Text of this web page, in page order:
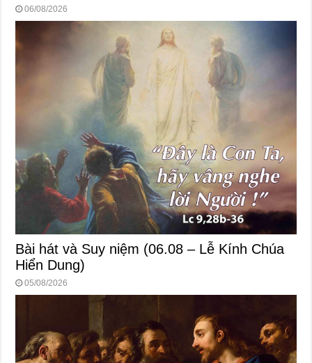
06/08/2026
Bài hát và Suy niệm (06.08 – Lễ Kính Chúa
Hiển Dung)
05/08/2026